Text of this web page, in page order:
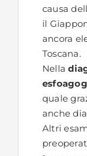
causa
il
ancora
Toscana.
Nella
quale
anche
Altri